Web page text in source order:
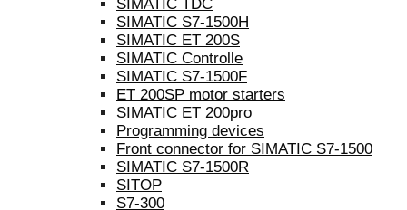
SIMATIC TDC
SIMATIC S7-1500H
SIMATIC ET 200S
SIMATIC Controlle
SIMATIC S7-1500F
ET 200SP motor starters
SIMATIC ET 200pro
Programming devices
Front connector for SIMATIC S7-1500
SIMATIC S7-1500R
SITOP
S7-300